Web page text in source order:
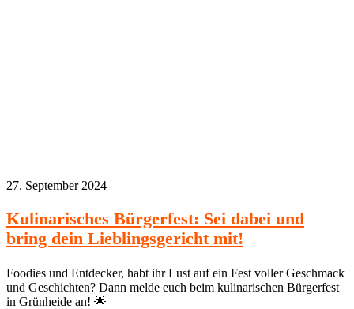
27. September 2024
Kulinarisches Bürgerfest: Sei dabei und
bring dein Lieblingsgericht mit!
Foodies und Entdecker, habt ihr Lust auf ein Fest voller Geschmack
und Geschichten? Dann melde euch beim kulinarischen Bürgerfest
in Grünheide an! 🌟